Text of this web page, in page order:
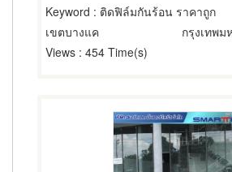
Keyword : ติดฟิล์มกันร้อน ราคาถูก
เขตบางแค
กรุงเทพม
Views : 454 Time(s)